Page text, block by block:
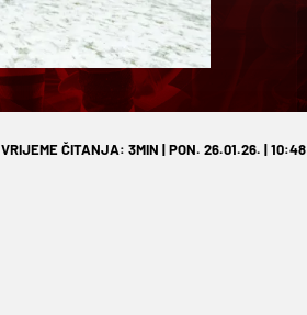
VRIJEME ČITANJA: 3MIN | PON. 26.01.26. | 10:48